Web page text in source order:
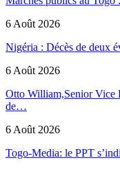
6 Août 2026
Nigéria : Décès de deux
6 Août 2026
Otto William,Senior Vice
de…
6 Août 2026
Togo-Media: le PPT